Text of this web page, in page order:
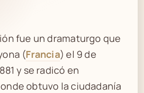
fue un dramaturgo que
(Francia) el 9 de
y se radicó en
obtuvo la ciudadanía